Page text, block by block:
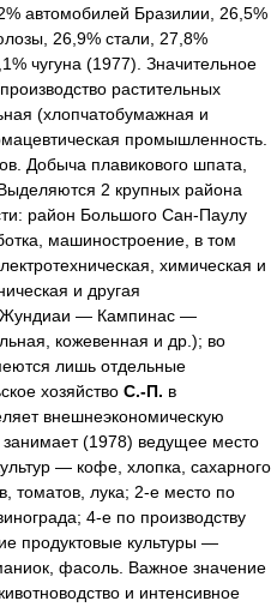
автомобилей Бразилии, 26,5%
26,9% стали, 27,8%
чугуна (1977). Значительное
растительных
(хлопчатобумажная и
промышленность.
Добыча плавикового шпата,
2 крупных района
район Большого Сан-Паулу
машиностроение, в том
химическая и
и другая
Жундиаи — Кампинас —
кожевенная и др.); во
лишь отдельные
хозяйство С.-П. в
внешнеэкономическую
(1978) ведущее место
— кофе, хлопка, сахарного
томатов, лука; 2-е место по
4-е по производству
продуктовые культуры —
фасоль. Важное значение
и интенсивное